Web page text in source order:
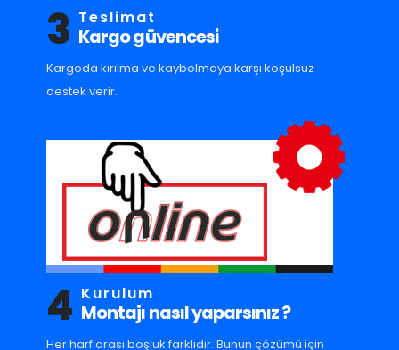
3 Teslimat
Kargo güvencesi
Kargoda kırılma ve kaybolmaya karşı koşulsuz
destek verir.
4 Kurulum
Montajı nasıl yaparsınız ?
Her harf arası boşluk farklıdır. Bunun çözümü için